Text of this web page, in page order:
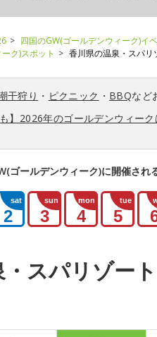
四国のGW(ゴールデンウィーク)イ
ク)スポット
香川県の温泉・スパリ
干狩り ・ ピクニック ・ BBQなど
】2026年のゴールデンウィー
ゴールデンウィーク)に開催され
sat
2
sun
3
mon
4
tue
5
スパリゾート